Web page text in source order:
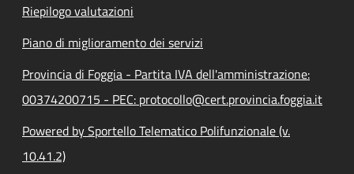
Riepilogo valutazioni
Piano di miglioramento dei servizi
Provincia di Foggia - Partita IVA dell'amministrazione:
00374200715 - PEC: protocollo@cert.provincia.foggia.it
Powered by Sportello Telematico Polifunzionale (v.
10.41.2)